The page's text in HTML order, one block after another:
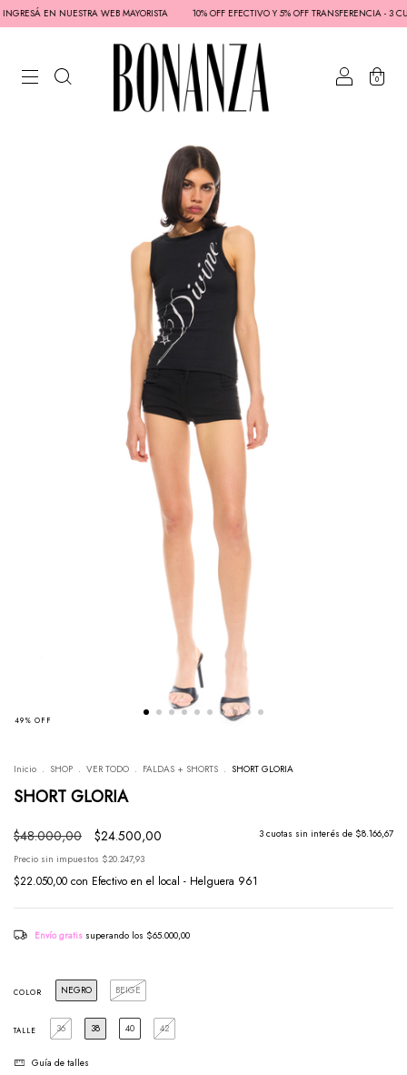
EN NUESTRA WEB MAYORISTA 10% OFF EFECTIVO Y 5% OFF TRANSFERENCIA - 3
0
49% OFF
Inicio . SHOP . VER TODO . FALDAS + SHORTS . SHORT GLORIA
SHORT GLORIA
$48.000,00 $24.500,00 3 cuotas sin interés de $8.166,67
Precio sin impuestos $20.247,93
$22.050,00 con Efectivo en el local - Helguera 961
Envío gratis superando los $65.000,00
COLOR NEGRO BEIGE
TALLE 36 38 40 42
Guía de talles